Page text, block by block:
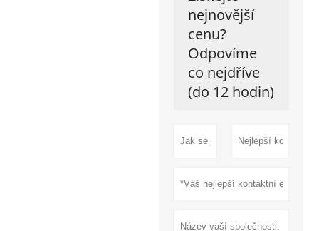
nejnovější
cenu?
Odpovíme
co nejdříve
(do 12 hodin)